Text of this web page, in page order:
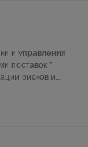
и управления
поставок *
рисков и...